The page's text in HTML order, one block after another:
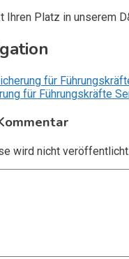
Ihren Platz in unserem
für
für Führungskräfte
wird nicht veröffentlicht.